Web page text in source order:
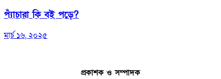
প্যাঁচারা কি বই পড়ে?
মার্চ ১৬, ২০২৫
প্রকাশক ও সম্পাদক